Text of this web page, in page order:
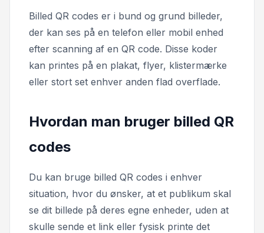
Billed QR codes er i bund og grund billeder,
der kan ses på en telefon eller mobil enhed
efter scanning af en QR code. Disse koder
kan printes på en plakat, flyer, klistermærke
eller stort set enhver anden flad overflade.
Hvordan man bruger billed QR
codes
Du kan bruge billed QR codes i enhver
situation, hvor du ønsker, at et publikum skal
se dit billede på deres egne enheder, uden at
skulle sende et link eller fysisk printe det